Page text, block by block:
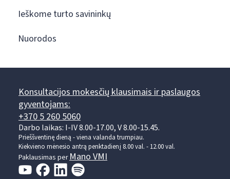
Ieškome turto savininkų
Nuorodos
Konsultacijos mokesčių klausimais ir paslaugos
gyventojams:
+370 5 260 5060
Darbo laikas: I-IV 8.00-17.00, V 8.00-15.45.
Prieššventinę dieną - viena valanda trumpiau.
Kiekvieno mėnesio antrą penktadienį 8.00 val. - 12.00 val.
Paklausimas perMano VMI